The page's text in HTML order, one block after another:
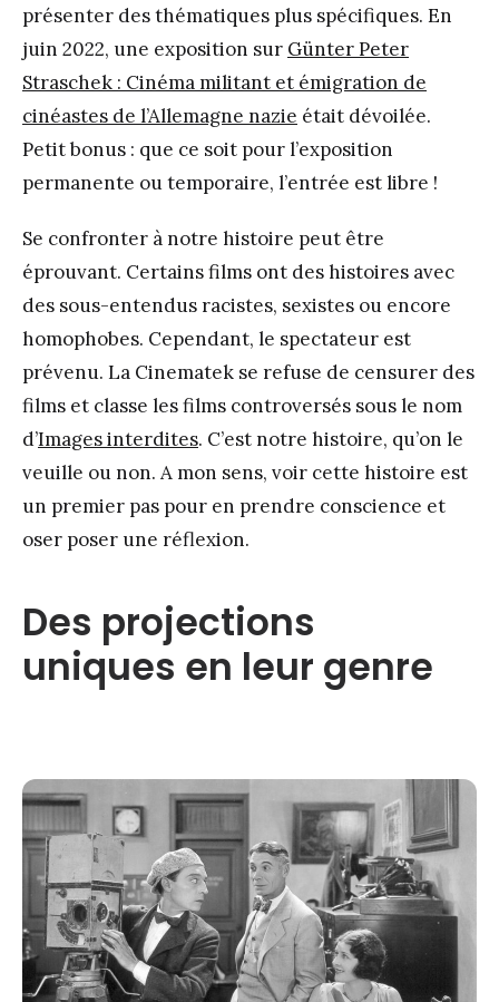
présenter des thématiques plus spécifiques. En
juin 2022, une exposition sur Günter Peter
Straschek : Cinéma militant et émigration de
cinéastes de l’Allemagne nazie était dévoilée.
Petit bonus : que ce soit pour l’exposition
permanente ou temporaire, l’entrée est libre !
Se confronter à notre histoire peut être
éprouvant. Certains films ont des histoires avec
des sous-entendus racistes, sexistes ou encore
homophobes. Cependant, le spectateur est
prévenu. La Cinematek se refuse de censurer des
films et classe les films controversés sous le nom
d’Images interdites. C’est notre histoire, qu’on le
veuille ou non. A mon sens, voir cette histoire est
un premier pas pour en prendre conscience et
oser poser une réflexion.
Des projections
uniques en leur genre